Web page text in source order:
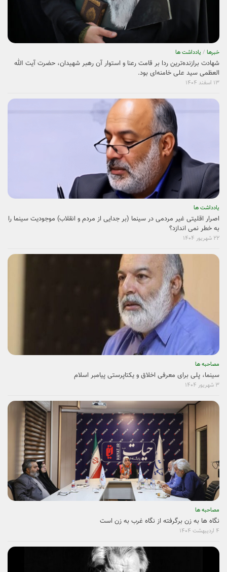
خبرها / یادداشت ها
شهادت برازنده‌ترین ردا بر قامت رعنا و استوار آن رهبر شهیدان، حضرت آیت الله
العظمی سید علی خامنه‌ای بود.
۱۳ اسفند ۱۴۰۴
یادداشت ها
اصرار اقلیتی غیر مردمی در سینما (بر جدایی از مردم و انقلاب) موجودیت سینما را
به خطر نمی ­اندازد؟
۲۲ شهریور ۱۴۰۴
مصاحبه ها
سینما، پلی برای معرفی اخلاق و یکتاپرستی پیامبر اسلام
۳ شهریور ۱۴۰۴
مصاحبه ها
نگاه ها به زن برگرفته از نگاه غرب به زن است
۴ اردیبهشت ۱۴۰۴